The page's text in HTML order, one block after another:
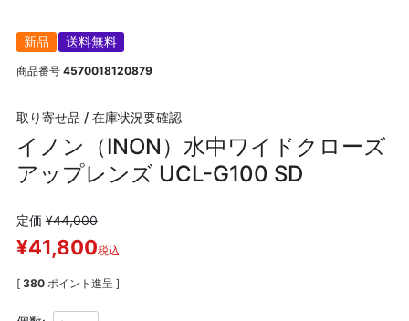
新品 送料無料
商品番号 4570018120879
取り寄せ品 / 在庫状況要確認
イノン（INON）水中ワイドクローズ
アップレンズ UCL-G100 SD
定価 ¥44,000
¥41,800税込
[ 380 ポイント進呈 ]